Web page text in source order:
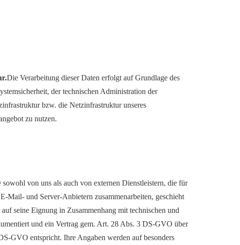
Die Verarbeitung dieser Daten erfolgt auf Grundlage des
der technischen Administration der
bzw. die Netzinfrastruktur unseres
zu nutzen.
von uns als auch von externen Dienstleistern, die für
Mail- und Server-Anbietern zusammenarbeiten, geschieht
seine Eignung in Zusammenhang mit technischen und
und ein Vertrag gem. Art. 28 Abs. 3 DS-GVO über
GVO entspricht. Ihre Angaben werden auf besonders